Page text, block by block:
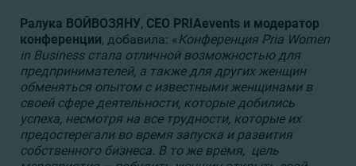
Ралука ВОЙВОЗЯНУ, CEO PRIAevents и модератор
конференции, добавила: « Конференция Pria Women
in Business стала отличной возможностью для
предпринимателей, а также для других женщин
обменяться опытом с известными женщинами в
своей сфере деятельности, которые добились
успеха, несмотря на все трудности, которые их
предостерегали во время запуска и развития
собственного бизнеса. В то же время, цель